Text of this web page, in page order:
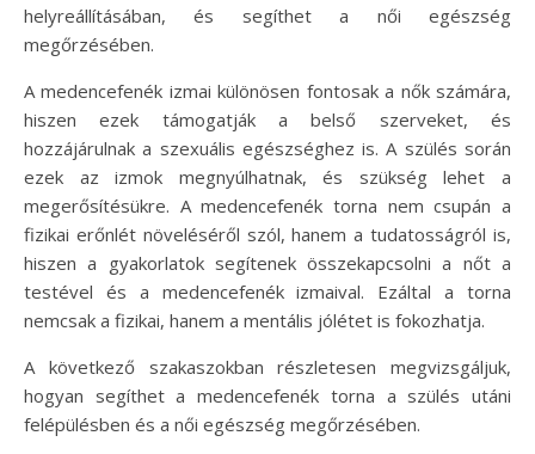
helyreállításában, és segíthet a női egészség
megőrzésében.
A medencefenék izmai különösen fontosak a nők számára,
hiszen ezek támogatják a belső szerveket, és
hozzájárulnak a szexuális egészséghez is. A szülés során
ezek az izmok megnyúlhatnak, és szükség lehet a
megerősítésükre. A medencefenék torna nem csupán a
fizikai erőnlét növeléséről szól, hanem a tudatosságról is,
hiszen a gyakorlatok segítenek összekapcsolni a nőt a
testével és a medencefenék izmaival. Ezáltal a torna
nemcsak a fizikai, hanem a mentális jólétet is fokozhatja.
A következő szakaszokban részletesen megvizsgáljuk,
hogyan segíthet a medencefenék torna a szülés utáni
felépülésben és a női egészség megőrzésében.